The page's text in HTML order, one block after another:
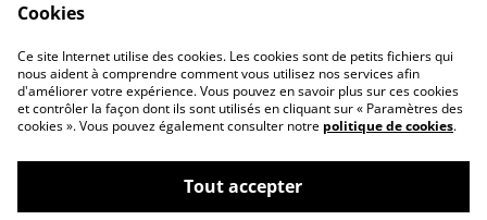
Conditions générales
confidentialité
Cookies
Cookies
Ce site Internet utilise des cookies. Les cookies sont de petits fichiers qui
nous aident à comprendre comment vous utilisez nos services afin
d'améliorer votre expérience. Vous pouvez en savoir plus sur ces cookies
et contrôler la façon dont ils sont utilisés en cliquant sur « Paramètres des
cookies ». Vous pouvez également consulter notre politique de cookies.
Tout accepter